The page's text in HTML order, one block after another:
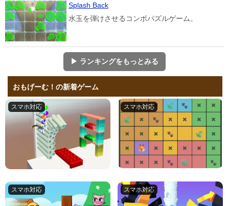
Splash Back
水玉を弾けさせるコンボパズルゲーム。
▶ ランキングをもっとみる
おもげーむ！の新着ゲーム